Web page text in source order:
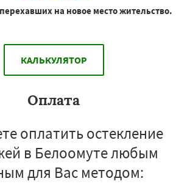
на новое место жительство.
КАЛЬКУЛЯТОР
Оплата
оплатить остекление
в Белоомуте любым
для Вас методом: